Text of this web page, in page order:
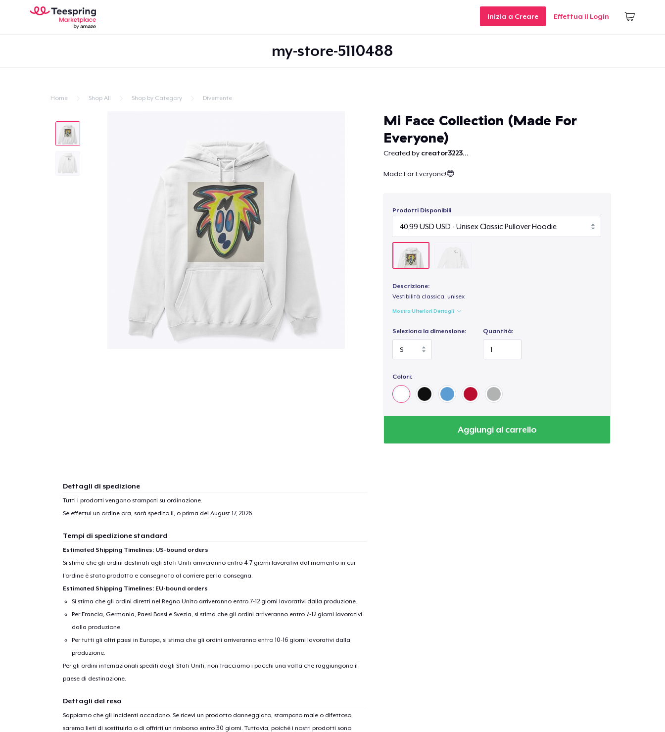
Inizia a Creare Effettua il Login
my-store-5110488
Home Shop All Shop by Category Divertente
Mi Face Collection (Made For
Everyone)
Created by creator3223...
Made For Everyone!😎
Prodotti Disponibili
Descrizione:
Vestibilità classica, unisex
Mostra Ulteriori Dettagli
Seleziona la dimensione: Quantità:
Colori:
Aggiungi al carrello
Dettagli di spedizione
Tutti i prodotti vengono stampati su ordinazione.
Se effettui un ordine ora, sarà spedito il, o prima del August 17, 2026.
Tempi di spedizione standard
Estimated Shipping Timelines: US-bound orders
Si stima che gli ordini destinati agli Stati Uniti arriveranno entro 4-7 giorni lavorativi dal momento in cui
l'ordine è stato prodotto e consegnato al corriere per la consegna.
Estimated Shipping Timelines: EU-bound orders
Si stima che gli ordini diretti nel Regno Unito arriveranno entro 7-12 giorni lavorativi dalla produzione.
Per Francia, Germania, Paesi Bassi e Svezia, si stima che gli ordini arriveranno entro 7-12 giorni lavorativi
dalla produzione.
Per tutti gli altri paesi in Europa, si stima che gli ordini arriveranno entro 10-16 giorni lavorativi dalla
produzione.
Per gli ordini internazionali spediti dagli Stati Uniti, non tracciamo i pacchi una volta che raggiungono il
paese di destinazione.
Dettagli del reso
Sappiamo che gli incidenti accadono. Se ricevi un prodotto danneggiato, stampato male o difettoso,
saremo lieti di sostituirlo o di offrirti un rimborso entro 30 giorni. Tuttavia, poiché i nostri prodotti sono